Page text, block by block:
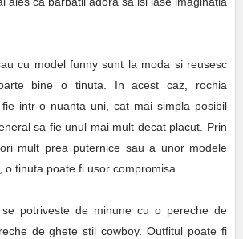
cu model funny sunt la moda si reusesc
bine o tinuta. In acest caz, rochia
intr-o nuanta uni, cat mai simpla posibil
sa fie unul mai mult decat placut. Prin
mult prea puternice sau a unor modele
tinuta poate fi usor compromisa.
potriveste de minune cu o pereche de
de ghete stil cowboy. Outfitul poate fi